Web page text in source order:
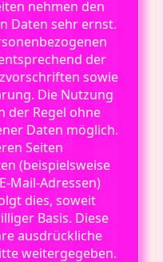
nehmen den
Daten sehr ernst.
der
sowie
Die Nutzung
der Regel ohne
Daten möglich.
Seiten
(beispielsweise
Mail-Adressen)
dies, soweit
Basis. Diese
ausdrückliche
weitergegeben.